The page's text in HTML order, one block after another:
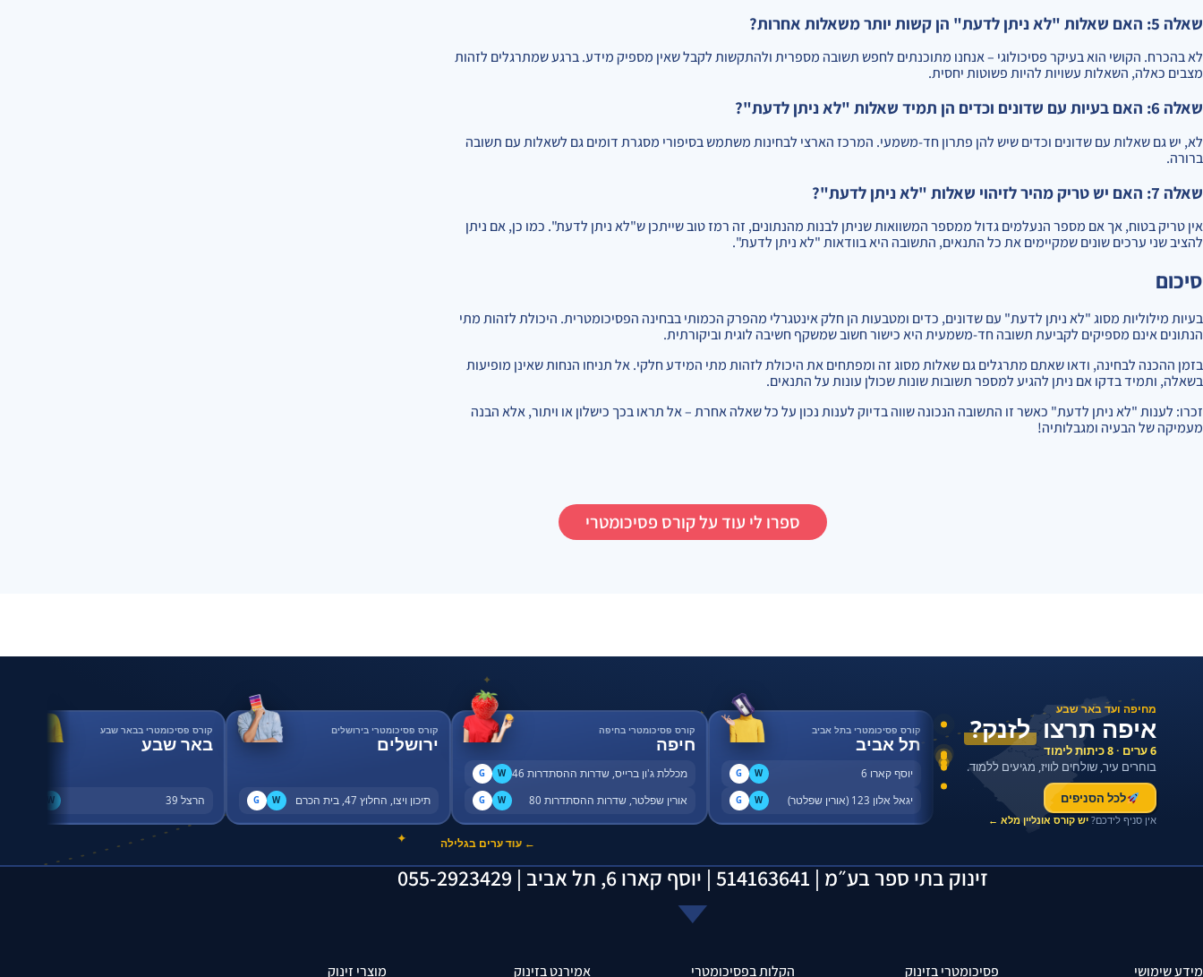
שאלה 5: האם שאלות "לא ניתן לדעת" הן קשות יותר משאלות אחרות?
לא בהכרח. הקושי הוא בעיקר פסיכולוגי – אנחנו מתוכנתים לחפש תשובה מספרית ולהתקשות לקבל שאין מספיק מידע. ברגע שמתרגלים לזהות
מצבים כאלה, השאלות עשויות להיות פשוטות יחסית.
שאלה 6: האם בעיות עם שדונים וכדים הן תמיד שאלות "לא ניתן לדעת"?
לא, יש גם שאלות עם שדונים וכדים שיש להן פתרון חד-משמעי. המרכז הארצי לבחינות משתמש בסיפורי מסגרת דומים גם לשאלות עם תשובה
ברורה.
שאלה 7: האם יש טריק מהיר לזיהוי שאלות "לא ניתן לדעת"?
אין טריק בטוח, אך אם מספר הנעלמים גדול ממספר המשוואות שניתן לבנות מהנתונים, זה רמז טוב שייתכן ש"לא ניתן לדעת". כמו כן, אם ניתן
להציב שני ערכים שונים שמקיימים את כל התנאים, התשובה היא בוודאות "לא ניתן לדעת".
סיכום
בעיות מילוליות מסוג "לא ניתן לדעת" עם שדונים, כדים ומטבעות הן חלק אינטגרלי מהפרק הכמותי בבחינה הפסיכומטרית. היכולת לזהות מתי
הנתונים אינם מספיקים לקביעת תשובה חד-משמעית היא כישור חשוב שמשקף חשיבה לוגית וביקורתית.
בזמן ההכנה לבחינה, ודאו שאתם מתרגלים גם שאלות מסוג זה ומפתחים את היכולת לזהות מתי המידע חלקי. אל תניחו הנחות שאינן מופיעות
בשאלה, ותמיד בדקו אם ניתן להגיע למספר תשובות שונות שכולן עונות על התנאים.
זכרו: לענות "לא ניתן לדעת" כאשר זו התשובה הנכונה שווה בדיוק לענות נכון על כל שאלה אחרת – אל תראו בכך כישלון או ויתור, אלא הבנה
מעמיקה של הבעיה ומגבלותיה!
ספרו לי עוד על קורס פסיכומטרי
✦
✦
✦
מחיפה ועד באר שבע
איפה תרצו לזנק?
6 ערים · 8 כיתות לימוד
בוחרים עיר, שולחים לוויז, מגיעים ללמוד.
לכל הסניפים
אין סניף לידכם? יש קורס אונליין מלא ←
קורס פסיכומטרי בתל אביב
תל אביב
יוסף קארו 6 W
G
יגאל אלון 123 (אורין שפלטר) W
G
קורס פסיכומטרי בחיפה
חיפה
מכללת ג'ון ברייס, שדרות ההסתדרות 46 W
G
אורין שפלטר, שדרות ההסתדרות 80 W
G
קורס פסיכומטרי בירושלים
ירושלים
תיכון ויצו, החלוץ 47, בית הכרם W
G
קורס פסיכומטרי בבאר שבע
באר שבע
הרצל 39 W
← עוד ערים בגלילה
זינוק בתי ספר בע״מ | 514163641 | יוסף קארו 6, תל אביב | 055-2923429
מידע שימושי פסיכומטרי בזינוק הקלות בפסיכומטרי אמירנט בזינוק מוצרי זינוק